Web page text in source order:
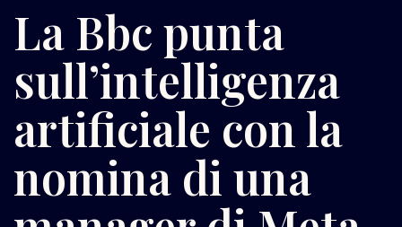
La Bbc punta
sull’intelligenza
artificiale con la
nomina di una